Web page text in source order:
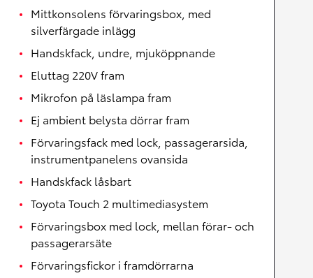
Mittkonsolens förvaringsbox, med
silverfärgade inlägg
Handskfack, undre, mjuköppnande
Eluttag 220V fram
Mikrofon på läslampa fram
Ej ambient belysta dörrar fram
Förvaringsfack med lock, passagerarsida,
instrumentpanelens ovansida
Handskfack låsbart
Toyota Touch 2 multimediasystem
Förvaringsbox med lock, mellan förar- och
passagerarsäte
Förvaringsfickor i framdörrarna